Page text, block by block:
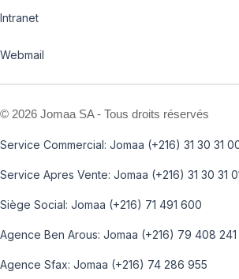
Intranet
Webmail
© 2026 Jomaa SA - Tous droits réservés
Service Commercial: Jomaa (+216) 31 30 31
Service Apres Vente: Jomaa (+216) 31 30 31
Siège Social: Jomaa (+216) 71 491 600
Agence Ben Arous: Jomaa (+216) 79 408 241
Agence Sfax: Jomaa (+216) 74 286 955